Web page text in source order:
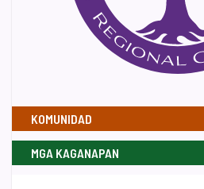
KOMUNIDAD
MGA KAGANAPAN